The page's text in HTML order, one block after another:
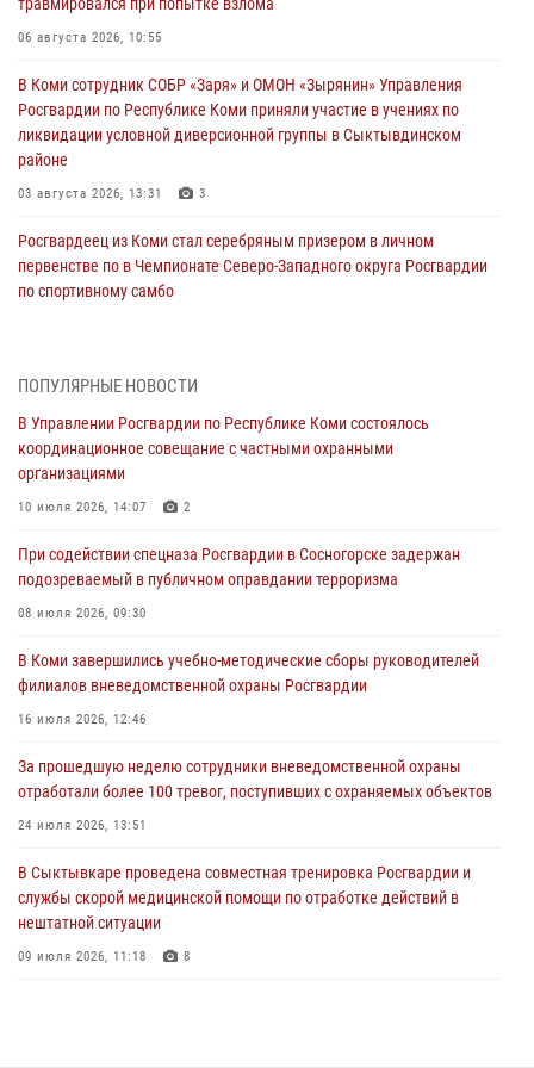
травмировался при попытке взлома
06 августа 2026, 10:55
В Коми сотрудник СОБР «Заря» и ОМОН «Зырянин» Управления
Росгвардии по Республике Коми приняли участие в учениях по
ликвидации условной диверсионной группы в Сыктывдинском
районе
03 августа 2026, 13:31 3
Росгвардеец из Коми стал серебряным призером в личном
первенстве по в Чемпионате Северо-Западного округа Росгвардии
по спортивному самбо
законодательстве в сфере оборота оружия и продолжают изымать
оружие за нарушения
02 августа 2026, 06:17
В Койгородском районе местный житель обратился в Росгвардию
31 июля 2026, 10:55
Временно исполняющий обязанности начальника Управления
31 июля 2026, 06:57 8
В Усинске росгвардейцы оперативно отработали план «Квартал»
В Санкт-Петербурге прошел окружной этап ежегодного
Всероссийского конкурса профессионального мастерства среди
28 июля 2026, 15:09 12
ПОПУЛЯРНЫЕ НОВОСТИ
В Управлении Росгвардии по Республике Коми состоялось
координационное совещание с частными охранными
организациями
10 июля 2026, 14:07 2
При содействии спецназа Росгвардии в Сосногорске задержан
подозреваемый в публичном оправдании терроризма
08 июля 2026, 09:30
В Коми завершились учебно-методические сборы руководителей
филиалов вневедомственной охраны Росгвардии
16 июля 2026, 12:46
За прошедшую неделю сотрудники вневедомственной охраны
отработали более 100 тревог, поступивших с охраняемых объектов
24 июля 2026, 13:51
В Сыктывкаре проведена совместная тренировка Росгвардии и
службы скорой медицинской помощи по отработке действий в
нештатной ситуации
09 июля 2026, 11:18 8